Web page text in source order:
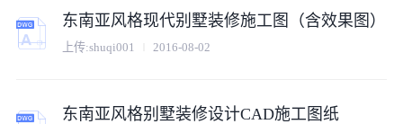
东南亚风格现代别墅装修施工图（含效果图）
上传:shuqi001 2016-08-02
东南亚风格别墅装修设计CAD施工图纸